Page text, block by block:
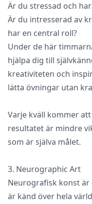
Är du stressad och
Är du intresserad av
har en central roll?
Under de här
hjälpa dig till
kreativiteten och
lätta övningar utan
Varje kväll kommer
resultatet är mindre
som är själva målet.
3. Neurographic Art
Neurografisk konst
är känd över hela